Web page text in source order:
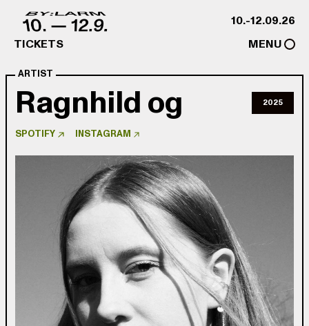
10.-12.09.26
TICKETS
MENU
ARTIST
Ragnhild og 2025
SPOTIFY INSTAGRAM